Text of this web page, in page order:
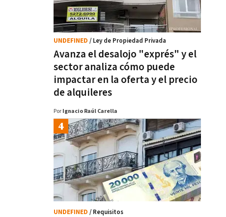
Avanza el desalojo "exprés" y el
sector analiza cómo puede
impactar en la oferta y el precio
de alquileres
UNDEFINED / Ley de Propiedad Privada
Por Ignacio Raúl Carella
UNDEFINED / Requisitos